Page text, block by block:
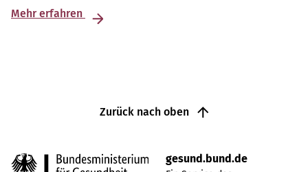
Mehr erfahren
Zurück nach oben
gesund.bund.de